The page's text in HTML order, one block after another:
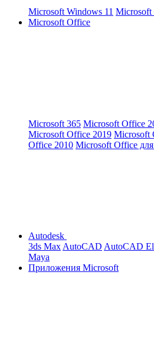
Microsoft Windows 11 Microsoft
Microsoft Office
Microsoft 365 Microsoft Office
Microsoft Office 2019 Microsoft
Office 2010 Microsoft Office
Autodesk
3ds Max AutoCAD AutoCAD
Maya
Приложения Microsoft